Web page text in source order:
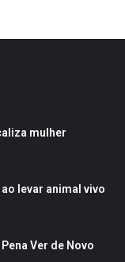
mulher
levar animal vivo
Ver de Novo